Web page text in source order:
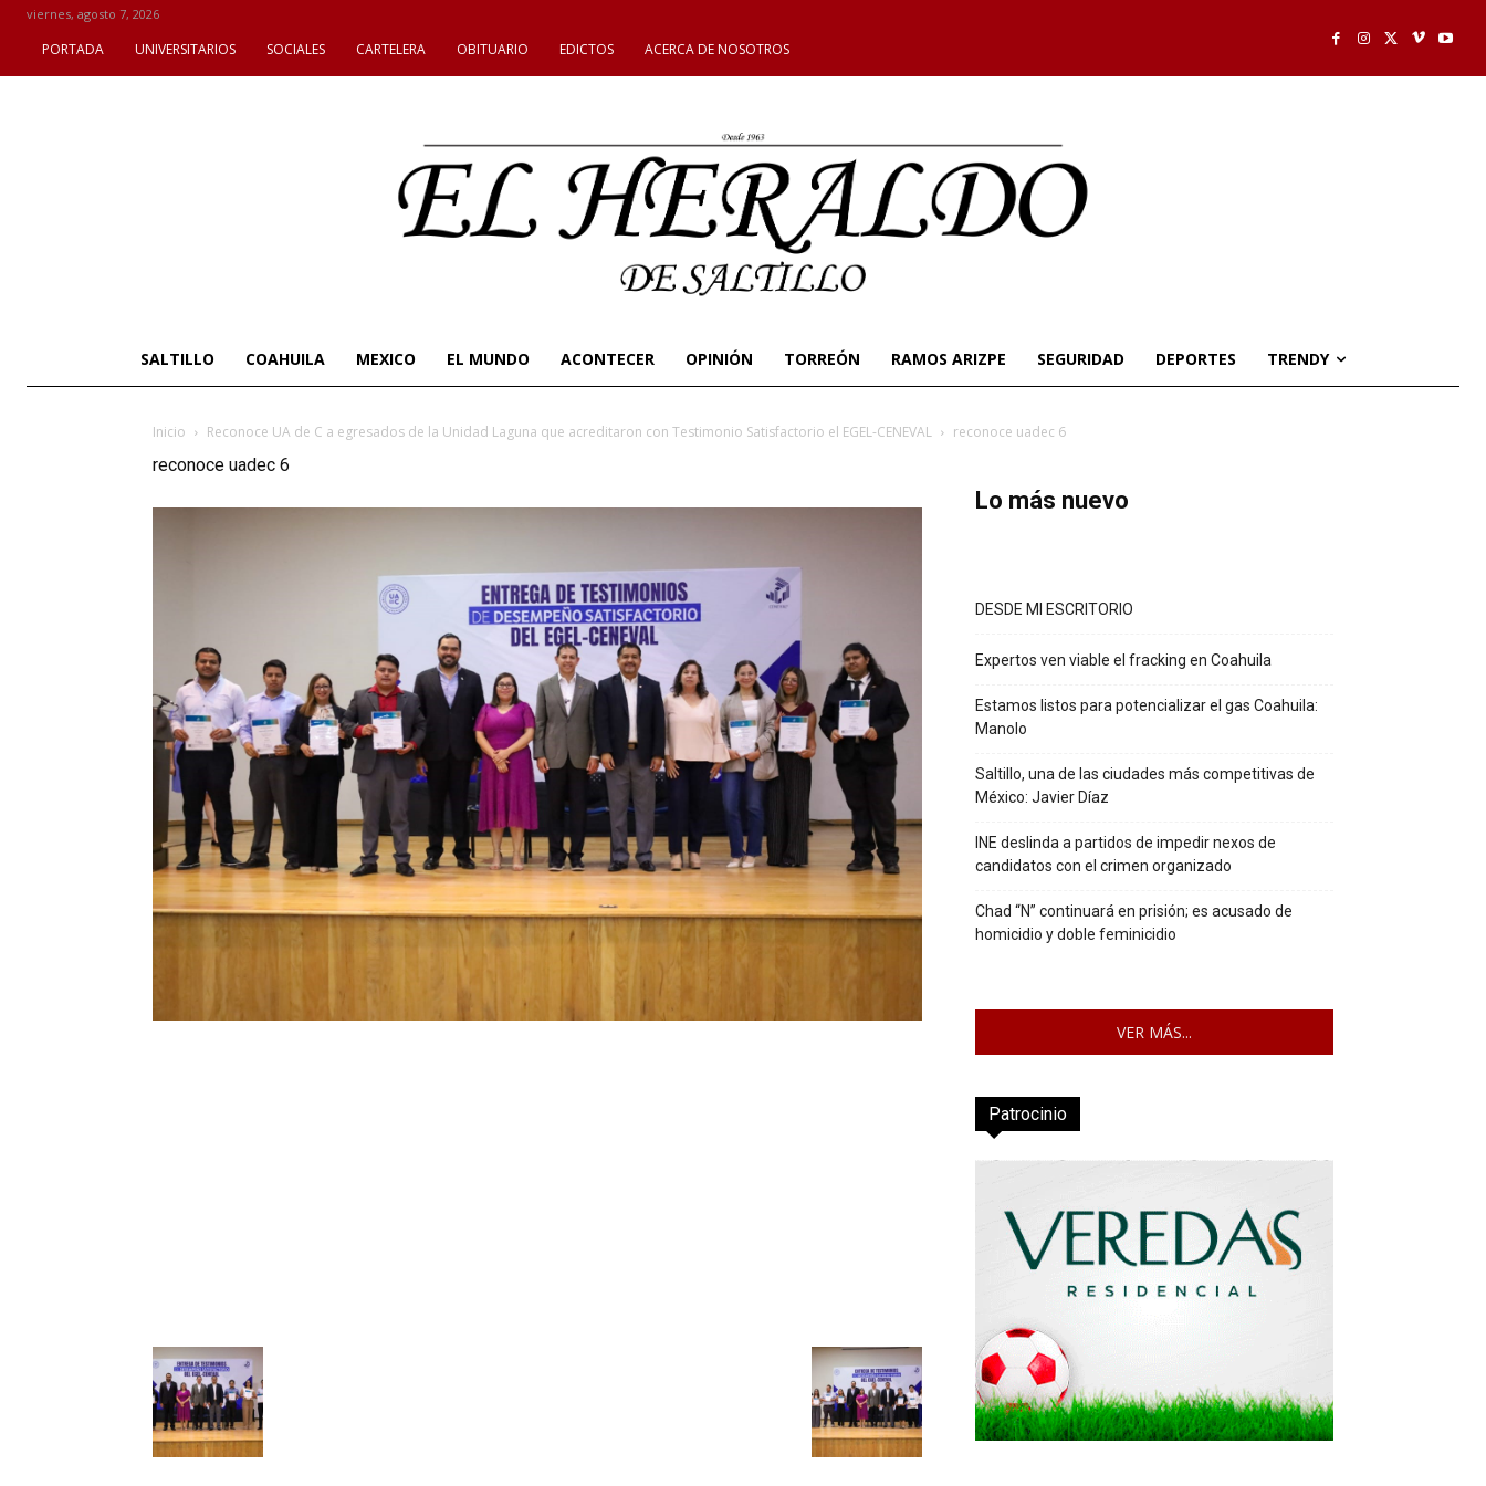
viernes, agosto 7, 2026
PORTADA UNIVERSITARIOS SOCIALES CARTELERA OBITUARIO EDICTOS ACERCA DE NOSOTROS
SALTILLO COAHUILA MEXICO EL MUNDO ACONTECER OPINIÓN TORREÓN RAMOS ARIZPE SEGURIDAD DEPORTES TRENDY
Inicio Reconoce UA de C a egresados de la Unidad Laguna que acreditaron con Testimonio Satisfactorio el EGEL-CENEVAL reconoce uadec 6
reconoce uadec 6
Lo más nuevo
DESDE MI ESCRITORIO
Expertos ven viable el fracking en Coahuila
Estamos listos para potencializar el gas Coahuila:
Manolo
Saltillo, una de las ciudades más competitivas de
México: Javier Díaz
INE deslinda a partidos de impedir nexos de
candidatos con el crimen organizado
Chad “N” continuará en prisión; es acusado de
homicidio y doble feminicidio
VER MÁS...
Patrocinio